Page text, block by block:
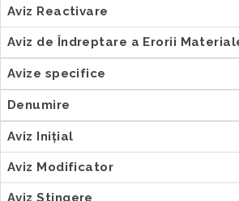
Aviz Reactivare
Aviz de Îndreptare a Erorii
Avize specifice
Denumire
Aviz Inițial
Aviz Modificator
Aviz Stingere